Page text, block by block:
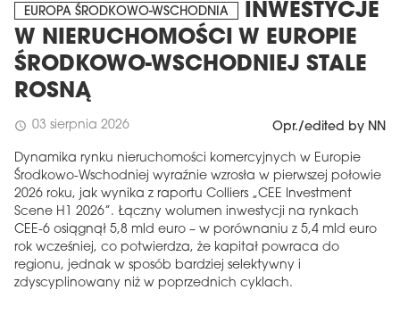
EUROPA ŚRODKOWO-WSCHODNIA
INWESTYCJE
W NIERUCHOMOŚCI W EUROPIE
ŚRODKOWO-WSCHODNIEJ STALE
ROSNĄ
schedule 03 sierpnia 2026 Opr./edited by NN
Dynamika rynku nieruchomości komercyjnych w Europie
Środkowo-Wschodniej wyraźnie wzrosła w pierwszej połowie
2026 roku, jak wynika z raportu Colliers „CEE Investment
Scene H1 2026”. Łączny wolumen inwestycji na rynkach
CEE-6 osiągnął 5,8 mld euro – w porównaniu z 5,4 mld euro
rok wcześniej, co potwierdza, że ​​kapitał powraca do
regionu, jednak w sposób bardziej selektywny i
zdyscyplinowany niż w poprzednich cyklach.